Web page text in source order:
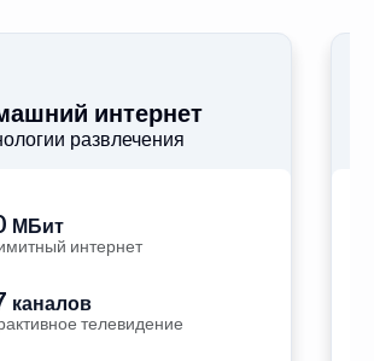
интернет
развлечения
МБит
интернет
каналов
телевидение